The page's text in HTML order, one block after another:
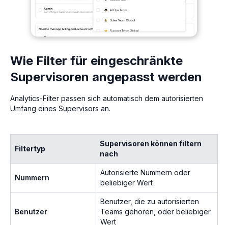
Wie Filter für eingeschränkte
Supervisoren angepasst werden
Analytics-Filter passen sich automatisch dem autorisierten
Umfang eines Supervisors an.
Filtertyp
Supervisoren können filtern
nach
Nummern
Autorisierte Nummern oder
beliebiger Wert
Benutzer
Benutzer, die zu autorisierten
Teams gehören, oder beliebiger
Wert